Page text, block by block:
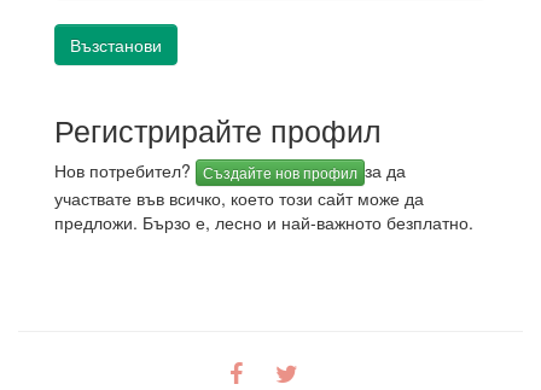
Регистрирайте профил
Нов потребител? Създайте нов профил за да
участвате във всичко, което този сайт може да
предложи. Бързо е, лесно и най-важното безплатно.